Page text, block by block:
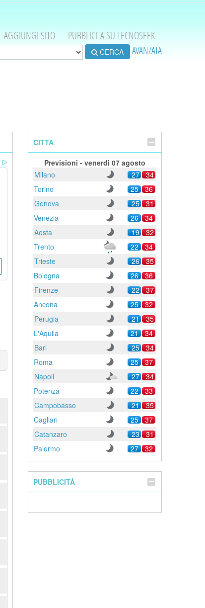
AGGIUNGI SITO PUBBLICITA SU TECNOSEEK
CERCA AVANZATA
CITTA
Previsioni - venerdì 07 agosto
Milano
27
34
Torino
25
36
Genova
25
31
Venezia
26
34
Aosta
19
32
Trento
22
34
Trieste
26
35
Bologna
26
36
Firenze
22
37
Ancona
25
32
Perugia
21
35
L'Aquila
21
34
Bari
25
34
Roma
25
37
Napoli
27
34
Potenza
22
33
Campobasso
21
35
Cagliari
25
37
Catanzaro
23
31
Palermo
27 32
PUBBLICITÀ